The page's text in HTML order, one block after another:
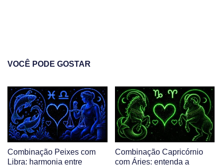
VOCÊ PODE GOSTAR
Combinação Peixes com
Libra: harmonia entre
Combinação Capricórnio
com Áries: entenda a